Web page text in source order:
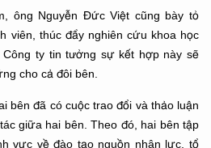
ông Nguyễn Đức Việt cũng bày tỏ
viên, thúc đẩy nghiên cứu khoa học
ty tin tưởng sự kết hợp này sẽ
cho cả đôi bên.
bên đã có cuộc trao đổi và thảo luận
giữa hai bên. Theo đó, hai bên tập
vực về đào tạo nguồn nhân lực, tổ